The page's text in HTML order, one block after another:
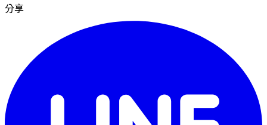
分享